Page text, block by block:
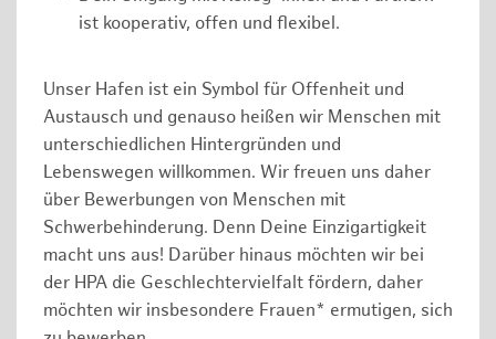
ist kooperativ, offen und flexibel.
Unser Hafen ist ein Symbol für Offenheit und
Austausch und genauso heißen wir Menschen mit
unterschiedlichen Hintergründen und
Lebenswegen willkommen. Wir freuen uns daher
über Bewerbungen von Menschen mit
Schwerbehinderung. Denn Deine Einzigartigkeit
macht uns aus! Darüber hinaus möchten wir bei
der HPA die Geschlechtervielfalt fördern, daher
möchten wir insbesondere Frauen* ermutigen, sich